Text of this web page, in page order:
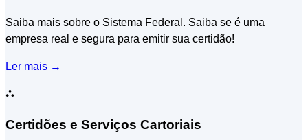
Saiba mais sobre o Sistema Federal. Saiba se é uma
empresa real e segura para emitir sua certidão!
Ler mais →
⛬
Certidões e Serviços Cartoriais